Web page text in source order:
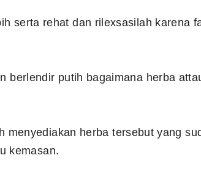
serta rehat dan rilexsasilah karena
berlendir putih bagaimana herba
menyediakan herba tersebut yang
kemasan.